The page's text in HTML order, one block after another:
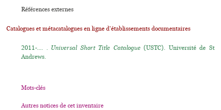
Références externes
Catalogues et métacatalogues en ligne d'établissements documentaires
2011-.... . Universal Short Title Catalogue(USTC). Université de St
Andrews.
Mots-clés
Autres notices de cet inventaire